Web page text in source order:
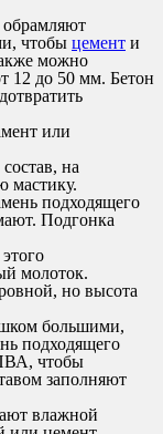
чтобы цемент и
можно
12 до 50 мм. Бетон
или
на
мастику.
подходящего
Подгонка
молоток.
но высота
большими,
подходящего
чтобы
заполняют
влажной